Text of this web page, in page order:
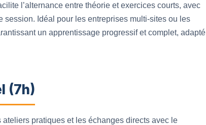
l’alternance entre théorie et exercices courts, avec
Idéal pour les entreprises multi-sites ou les
un apprentissage progressif et complet, adapté
(7h)
pratiques et les échanges directs avec le